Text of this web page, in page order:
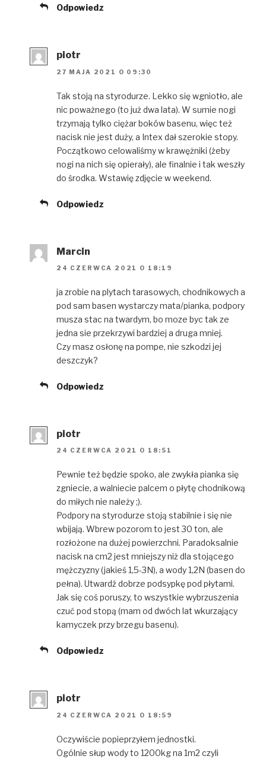
Odpowiedz
piotr
27 MAJA 2021 O 09:30
Tak stoją na styrodurze. Lekko się wgniotło, ale
nic poważnego (to już dwa lata). W sumie nogi
trzymają tylko ciężar boków basenu, więc też
nacisk nie jest duży, a Intex dał szerokie stopy.
Początkowo celowaliśmy w krawężniki (żeby
nogi na nich się opierały), ale finalnie i tak weszły
do środka. Wstawię zdjęcie w weekend.
Odpowiedz
Marcin
24 CZERWCA 2021 O 18:19
ja zrobie na plytach tarasowych, chodnikowych a
pod sam basen wystarczy mata/pianka, podpory
musza stac na twardym, bo moze byc tak ze
jedna sie przekrzywi bardziej a druga mniej.
Czy masz osłonę na pompe, nie szkodzi jej
deszczyk?
Odpowiedz
piotr
24 CZERWCA 2021 O 18:51
Pewnie też będzie spoko, ale zwykła pianka się
zgniecie, a walniecie palcem o płytę chodnikową
do miłych nie należy ;).
Podpory na styrodurze stoją stabilnie i się nie
wbijają. Wbrew pozorom to jest 30 ton, ale
rozłożone na dużej powierzchni. Paradoksalnie
nacisk na cm2 jest mniejszy niż dla stojącego
mężczyzny (jakieś 1,5-3N), a wody 1,2N (basen do
pełna). Utwardź dobrze podsypkę pod płytami.
Jak się coś poruszy, to wszystkie wybrzuszenia
czuć pod stopą (mam od dwóch lat wkurzający
kamyczek przy brzegu basenu).
Odpowiedz
piotr
24 CZERWCA 2021 O 18:59
Oczywiście popieprzyłem jednostki.
Ogólnie słup wody to 1200kg na 1m2 czyli